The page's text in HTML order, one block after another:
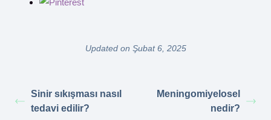
Updated on Şubat 6, 2025
Sinir sıkışması nasıl
tedavi edilir?
Meningomiyelosel
nedir?